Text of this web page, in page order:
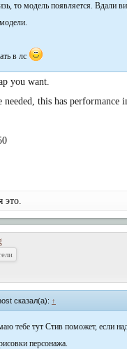
то модель появляется. Вдали
в лс
you want.
needed, this has performance
это.
сказал(а): ↑
тебе тут Стив поможет, если
персонажа.